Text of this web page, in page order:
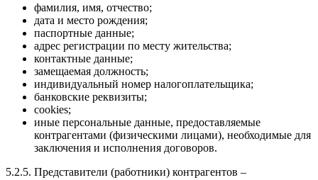
фамилия, имя, отчество;
дата и место рождения;
паспортные данные;
адрес регистрации по месту жительства;
контактные данные;
замещаемая должность;
индивидуальный номер налогоплательщика;
банковские реквизиты;
cookies;
иные персональные данные, предоставляемые
контрагентами (физическими лицами), необходимые для
заключения и исполнения договоров.
5.2.5. Представители (работники) контрагентов –